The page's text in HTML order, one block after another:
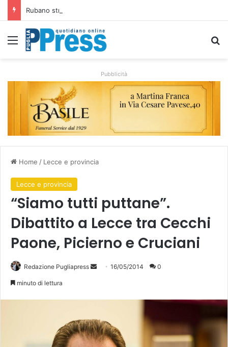
Menu
Pubblicità
Home / Lecce e provincia
Lecce e provincia
“Siamo tutti puttane”.
Dibattito a Lecce tra Cecchi
Paone, Picierno e Cruciani
Redazione Pugliapress
u
n
16/05/2014 0
minuto di lettura